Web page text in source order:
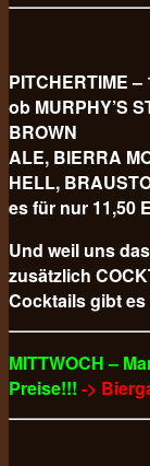
PITCHERTIME
ob MURPHY’S
BROWN
ALE, BIERRA
HELL,
es für nur 11,50
Und weil uns
zusätzlich
Cocktails gibt
MITTWOCH –
Preise!!! ->